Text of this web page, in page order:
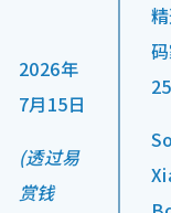
2026年
7月15日
(透过易
赏钱
精选
码家
25